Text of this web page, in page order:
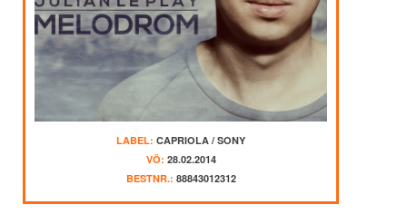
LABEL: CAPRIOLA / SONY
VÖ: 28.02.2014
BESTNR.: 88843012312